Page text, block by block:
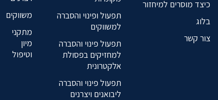
כיצד מוסרים למיחזור
בלוג
צור קשר
תפעול ופינוי והסברה
למשווקים
תפעול פינוי והסברה
למחזיקים בפסולת
אלקטרונית
תפעול פינוי והסברה
ליבואנים ויצרנים
משווקים
מתקני
מיון
וטיפול